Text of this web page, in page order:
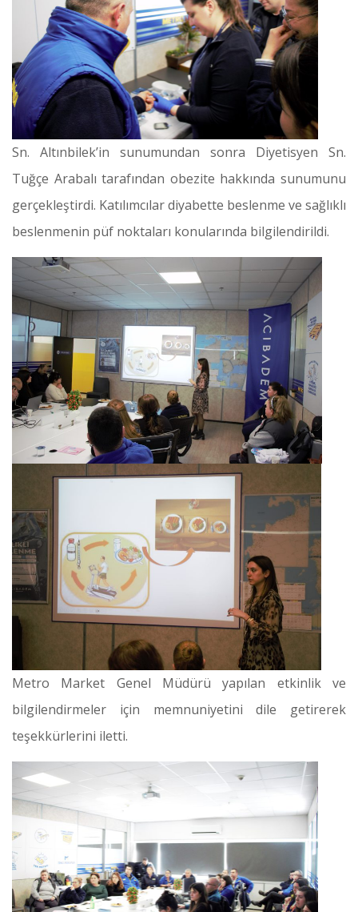
Sn. Altınbilek’in sunumundan sonra Diyetisyen Sn.
Tuğçe Arabalı tarafından obezite hakkında sunumunu
gerçekleştirdi. Katılımcılar diyabette beslenme ve sağlıklı
beslenmenin püf noktaları konularında bilgilendirildi.
Metro Market Genel Müdürü yapılan etkinlik ve
bilgilendirmeler için memnuniyetini dile getirerek
teşekkürlerini iletti.